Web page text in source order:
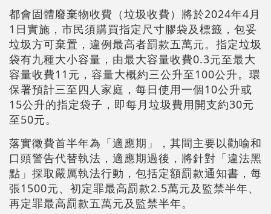
都會固體廢棄物收費（垃圾收費）將於2024年4月
1日實施，市民須購買指定尺寸膠袋及標籤，包妥
垃圾方可棄置，違例最高者罰款五萬元。指定垃圾
袋有九種大小容量，由最大容量收費0.3元至最大
容量收費11元，容量大概約三公升至100公升。環
保署預計三至四人家庭，每日使用一個10公升或
15公升的指定袋子，即每月垃圾費用開支約30元
至50元。
落實徵費首半年為「適應期」，其間主要以勸喻和
口頭警告代替執法，適應期過後，將針對「違法黑
點」採取嚴厲執法行動，包括定額罰款通知書，每
張1500元、初定罪最高罰款2.5萬元及監禁半年、
再定罪最高罰款五萬元及監禁半年。